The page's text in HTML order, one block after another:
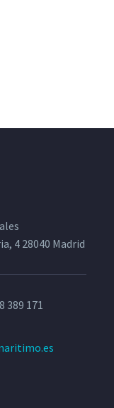
4 28040 Madrid
389 171